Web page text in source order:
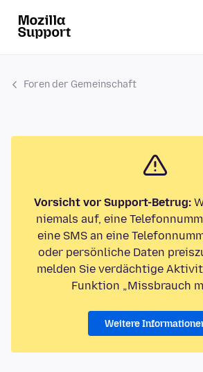
Foren der Gemeinschaft
Vorsicht vor Support-Betrug:
niemals auf, eine
eine SMS an eine
oder persönliche Daten
melden Sie verdächtige
Funktion „Missbrauch
Weitere